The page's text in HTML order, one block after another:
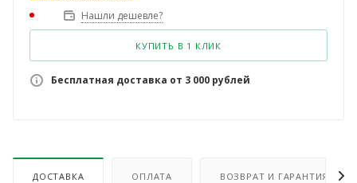
Нашли дешевле?
КУПИТЬ В 1 КЛИК
Бесплатная доставка от 3 000 рублей
ДОСТАВКА ОПЛАТА ВОЗВРАТ И ГАРАНТИЯ